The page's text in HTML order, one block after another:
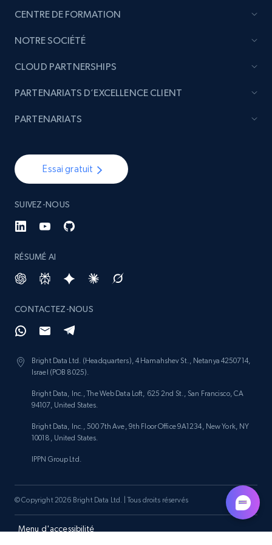
specified keywords
URL, Product id, Listing inventory id, Title, Rating,
price, and more.
1.9K+ 323+ Commencer
Etsy - Collects data from shop's URL
URL, Product id, Listing inventory id, Title, Rating,
price, and more.
Asin, URL, Name, Sponsored, Initial price, Final
price, Currency, Sold, and more.
1.6K+ 181+ Commencer
Target
URL, Product id, Title, Product description,
Rating, Reviews count, Initial price, Discount,
and more.
1.3K+ 175+ Commencer
CENTRE DE FORMATION
NOTRE SOCIÉTÉ
Essai gratuit
SUIVEZ-NOUS
RÉSUMÉ AI
CONTACTEZ-NOUS
Bright Data Ltd. (Headquarters), 4 Hamahshev St., Netanya 4250714,
Israel (POB 8025).
Bright Data, Inc., The Web Data Loft, 625 2nd St., San Francisco, CA
94107, United States.
Bright Data, Inc., 500 7th Ave, 9th Floor Office 9A1234, New York, NY
10018, United States.
IPPN Group Ltd.
CLOUD PARTNERSHIPS
PARTENARIATS D’EXCELLENCE CLIENT
PARTENARIATS
Menu d'accessibilité
© Copyright 2026 Bright Data Ltd. | Tous droits réservés